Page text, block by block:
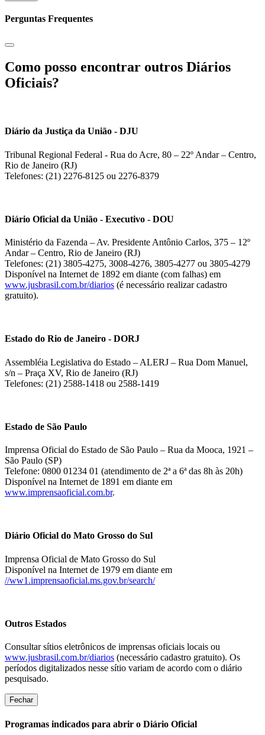
Perguntas Frequentes
Como posso encontrar outros Diários
Oficiais?
Diário da Justiça da União - DJU
Tribunal Regional Federal - Rua do Acre, 80 – 22º Andar – Centro,
Rio de Janeiro (RJ)
Telefones: (21) 2276-8125 ou 2276-8379
Diário Oficial da União - Executivo - DOU
Ministério da Fazenda – Av. Presidente Antônio Carlos, 375 – 12º
Andar – Centro, Rio de Janeiro (RJ)
Telefones: (21) 3805-4275, 3008-4276, 3805-4277 ou 3805-4279
Disponível na Internet de 1892 em diante (com falhas) em
www.jusbrasil.com.br/diarios (é necessário realizar cadastro
gratuito).
Estado do Rio de Janeiro - DORJ
Assembléia Legislativa do Estado – ALERJ – Rua Dom Manuel,
s/n – Praça XV, Rio de Janeiro (RJ)
Telefones: (21) 2588-1418 ou 2588-1419
Estado de São Paulo
Imprensa Oficial do Estado de São Paulo – Rua da Mooca, 1921 –
São Paulo (SP)
Telefone: 0800 01234 01 (atendimento de 2ª a 6ª das 8h às 20h)
Disponível na Internet de 1891 em diante em
www.imprensaoficial.com.br.
Diário Oficial do Mato Grosso do Sul
Imprensa Oficial de Mato Grosso do Sul
Disponível na Internet de 1979 em diante em
//ww1.imprensaoficial.ms.gov.br/search/
Outros Estados
Consultar sítios eletrônicos de imprensas oficiais locais ou
www.jusbrasil.com.br/diarios (necessário cadastro gratuito). Os
períodos digitalizados nesse sítio variam de acordo com o diário
pesquisado.
Fechar
Programas indicados para abrir o Diário Oficial